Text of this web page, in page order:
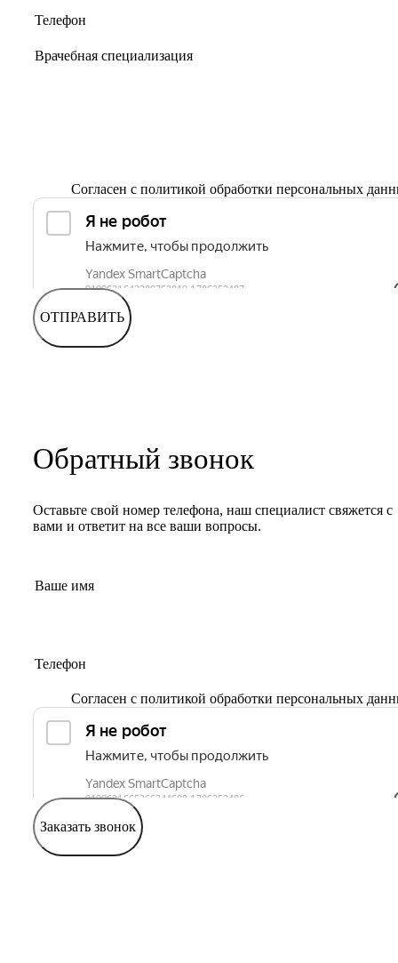
Согласен с политикой обработки персональных
ОТПРАВИТЬ
Обратный звонок
Оставьте свой номер телефона, наш специалист свяжется с
вами и ответит на все ваши вопросы.
Согласен с политикой обработки персональных
Заказать звонок